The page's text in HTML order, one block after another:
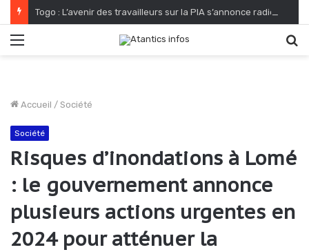
Togo : L’avenir des travailleurs sur la PIA s’annonce radieux
Accueil / Société
Société
Risques d’inondations à Lomé
: le gouvernement annonce
plusieurs actions urgentes en
2024 pour atténuer la